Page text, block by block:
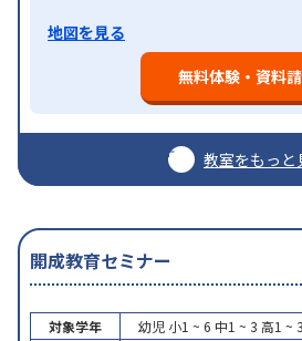
地図を見る
無料体験・資料
教室をもっと
開成教育セミナー
対象学年 幼児 小1 ~ 6 中1 ~ 3 高1 ~ 3